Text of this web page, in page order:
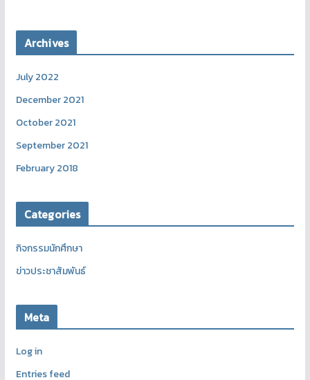
Archives
July 2022
December 2021
October 2021
September 2021
February 2018
Categories
กิจกรรมนักศึกษา
ข่าวประชาสัมพันธ์
Meta
Log in
Entries feed